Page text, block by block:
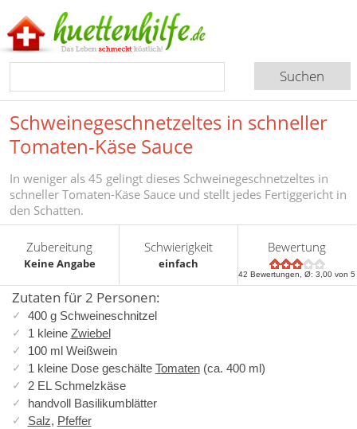
Schweinegeschnetzeltes in schneller
Tomaten-Käse Sauce
In weniger als 45 gelingt dieses Schweinegeschnetzeltes in
schneller Tomaten-Käse Sauce und stellt jedes Fertiggericht in
den Schatten.
Zubereitung
Keine Angabe
Schwierigkeit
einfach
Bewertung
42 Bewertungen, Ø:3,00 von 5
Zutaten für 2 Personen:
400 g Schweineschnitzel
1 kleine Zwiebel
100 ml Weißwein
1 kleine Dose geschälte Tomaten(ca. 400 ml)
2 EL Schmelzkäse
handvoll Basilikumblätter
Salz, Pfeffer